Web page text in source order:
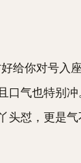
给你对号入
气也特别冲
怼，更是气